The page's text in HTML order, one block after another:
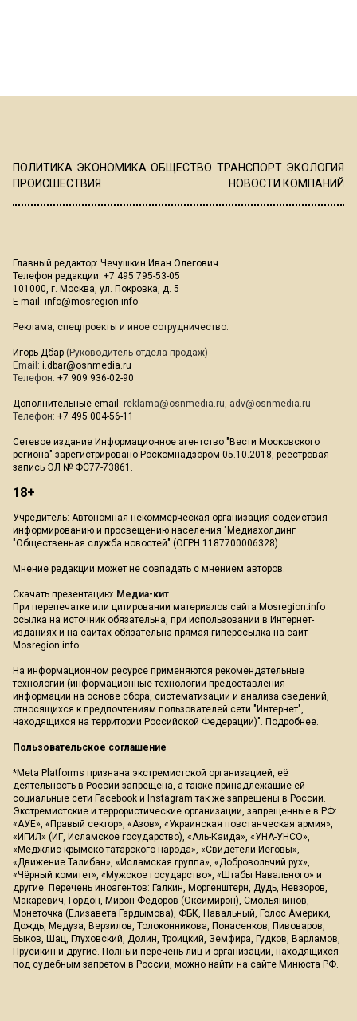
ПОЛИТИКА ЭКОНОМИКА ОБЩЕСТВО ТРАНСПОРТ ЭКОЛОГИЯ
ПРОИСШЕСТВИЯ
НОВОСТИ КОМПАНИЙ
Главный редактор: Чечушкин Иван Олегович.
Телефон редакции: +7 495 795-53-05
101000, г. Москва, ул. Покровка, д. 5
E-mail: info@mosregion.info
Реклама, спецпроекты и иное сотрудничество:
Игорь Дбар (Руководитель отдела продаж)
Email: i.dbar@osnmedia.ru
Телефон: +7 909 936-02-90
Дополнительные email: reklama@osnmedia.ru, adv@osnmedia.ru
Телефон: +7 495 004-56-11
Сетевое издание Информационное агентство "Вести Московского
региона" зарегистрировано Роскомнадзором 05.10.2018, реестровая
запись ЭЛ № ФС77-73861.
18+
Учредитель: Автономная некоммерческая организация содействия
информированию и просвещению населения "Медиахолдинг
"Общественная служба новостей" (ОГРН 1187700006328).
Мнение редакции может не совпадать с мнением авторов.
Скачать презентацию: Медиа-кит
При перепечатке или цитировании материалов сайта Mosregion.info
ссылка на источник обязательна, при использовании в Интернет-
изданиях и на сайтах обязательна прямая гиперссылка на сайт
Mosregion.info.
На информационном ресурсе применяются рекомендательные
технологии (информационные технологии предоставления
информации на основе сбора, систематизации и анализа сведений,
относящихся к предпочтениям пользователей сети "Интернет",
находящихся на территории Российской Федерации)". Подробнее.
Пользовательское соглашение
*Meta Platforms признана экстремистской организацией, её
деятельность в России запрещена, а также принадлежащие ей
социальные сети Facebook и Instagram так же запрещены в России.
Экстремистские и террористические организации, запрещенные в РФ:
«АУЕ», «Правый сектор», «Азов», «Украинская повстанческая армия»,
«ИГИЛ» (ИГ, Исламское государство), «Аль-Каида», «УНА-УНСО»,
«Меджлис крымско-татарского народа», «Свидетели Иеговы»,
«Движение Талибан», «Исламская группа», «Добровольчий рух»,
«Чёрный комитет», «Мужское государство», «Штабы Навального» и
другие. Перечень иноагентов: Галкин, Моргенштерн, Дудь, Невзоров,
Макаревич, Гордон, Мирон Фёдоров (Оксимирон), Смольянинов,
Монеточка (Елизавета Гардымова), ФБК, Навальный, Голос Америки,
Дождь, Медуза, Верзилов, Толоконникова, Понасенков, Пивоваров,
Быков, Шац, Глуховский, Долин, Троицкий, Земфира, Гудков, Варламов,
Прусикин и другие. Полный перечень лиц и организаций, находящихся
под судебным запретом в России, можно найти на сайте Минюста РФ.